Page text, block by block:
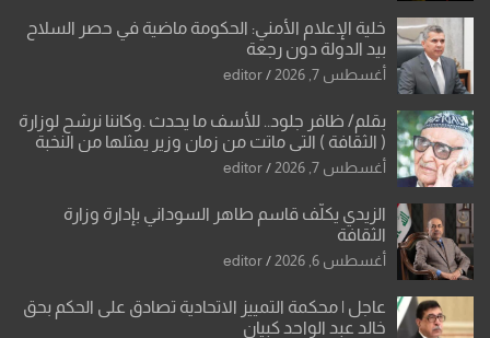
خلية الإعلام الأمني: الحكومة ماضية في حصر السلاح
بيد الدولة دون رجعة
أغسطس 7, 2026 editor
بقلم/ ظافر جلود.. للأسف ما يحدث .وكاننا نرشح لوزارة
( الثقافة ) التي ماتت من زمان وزير يمثلها من النخبة
والإرث العظيم للثقافة العراقية..
أغسطس 7, 2026 editor
الزيدي يكلّف قاسم طاهر السوداني بإدارة وزارة
الثقافة
أغسطس 6, 2026 editor
عاجل | محكمة التمييز الاتحادية تصادق على الحكم بحق
خالد عبد الواحد كبيان